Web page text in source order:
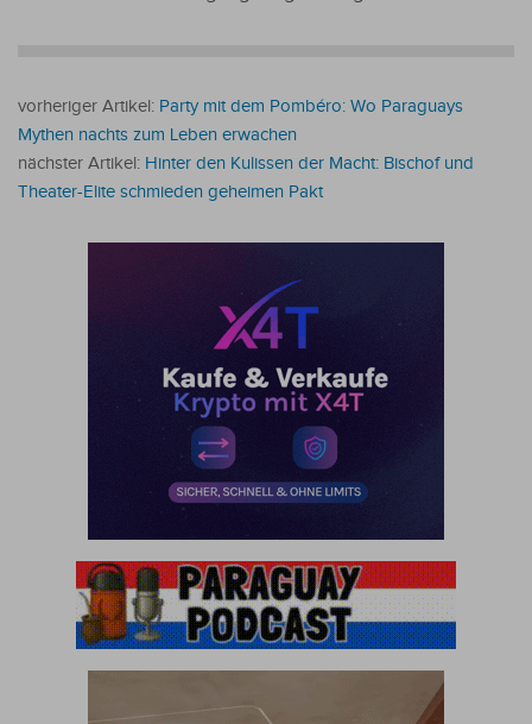
vorheriger Artikel: Party mit dem Pombéro: Wo Paraguays
Mythen nachts zum Leben erwachen
nächster Artikel: Hinter den Kulissen der Macht: Bischof und
Theater-Elite schmieden geheimen Pakt